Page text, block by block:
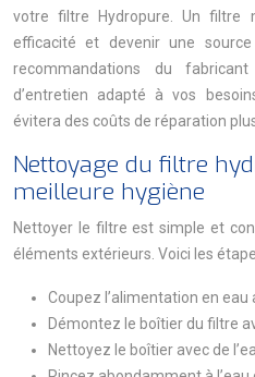
votre filtre Hydropure. Un filtre
efficacité et devenir une
recommandations du
d’entretien adapté à vos
évitera des coûts de réparation
Nettoyage du filtre
meilleure hygiène
Nettoyer le filtre est simple et
éléments extérieurs. Voici les
Coupez l’alimentation en
Démontez le boîtier du filtre
Nettoyez le boîtier avec de